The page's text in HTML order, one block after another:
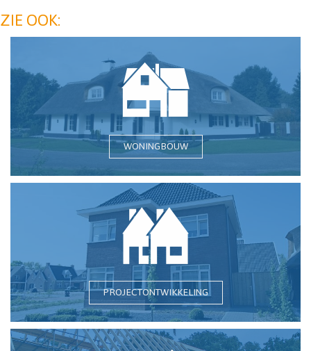
ZIE OOK:
WONINGBOUW
PROJECTONTWIKKELING